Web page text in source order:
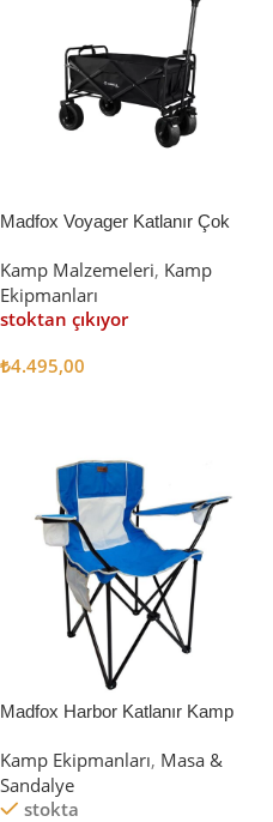
Madfox Voyager Katlanır Çok
[Vagon] BLACK
Kamp Malzemeleri, Kamp
Ekipmanları
stoktan çıkıyor
₺4.495,00
Madfox Harbor Katlanır Kamp
Kamp Ekipmanları, Masa &
Sandalye
stokta